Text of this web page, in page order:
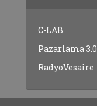
C-LAB
Pazarlama 3.0
RadyoVesaire